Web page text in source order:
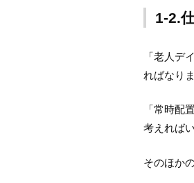
1-2.
「老人デ
ればなり
「常時配
考えれば
そのほか